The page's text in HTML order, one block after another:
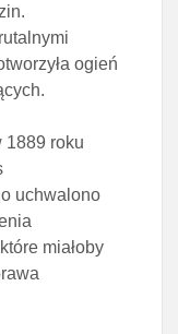
ogień
1889 roku
uchwalono
miałoby